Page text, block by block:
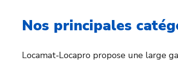
Nos principales
Locamat‑Locapro propose une large